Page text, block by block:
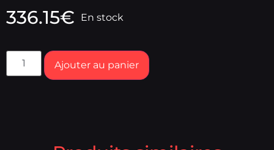
336.15€ En stock
Ajouter au panier